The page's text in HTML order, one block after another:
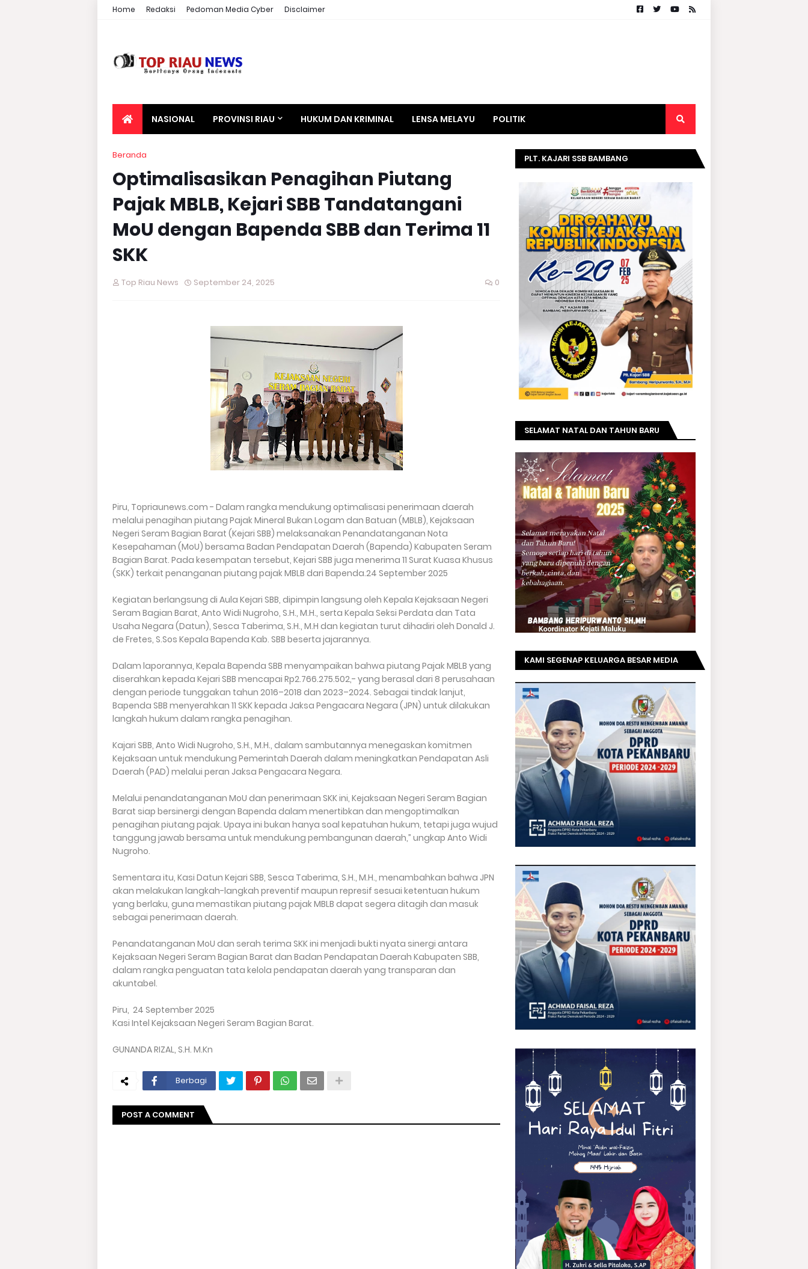
Home Redaksi Pedoman Media Cyber Disclaimer
NASIONAL PROVINSI RIAU HUKUM DAN KRIMINAL LENSA MELAYU POLITIK
Beranda
Optimalisasikan Penagihan Piutang
Pajak MBLB, Kejari SBB Tandatangani
MoU dengan Bapenda SBB dan Terima 11
SKK
Top Riau News September 24, 2025 0
Piru, Topriaunews.com - Dalam rangka mendukung optimalisasi penerimaan daerah
melalui penagihan piutang Pajak Mineral Bukan Logam dan Batuan (MBLB), Kejaksaan
Negeri Seram Bagian Barat (Kejari SBB) melaksanakan Penandatanganan Nota
Kesepahaman (MoU) bersama Badan Pendapatan Daerah (Bapenda) Kabupaten Seram
Bagian Barat. Pada kesempatan tersebut, Kejari SBB juga menerima 11 Surat Kuasa Khusus
(SKK) terkait penanganan piutang pajak MBLB dari Bapenda.24 September 2025
Kegiatan berlangsung di Aula Kejari SBB, dipimpin langsung oleh Kepala Kejaksaan Negeri
Seram Bagian Barat, Anto Widi Nugroho, S.H., M.H., serta Kepala Seksi Perdata dan Tata
Usaha Negara (Datun), Sesca Taberima, S.H., M.H dan kegiatan turut dihadiri oleh Donald J.
de Fretes, S.Sos Kepala Bapenda Kab. SBB beserta jajarannya.
Dalam laporannya, Kepala Bapenda SBB menyampaikan bahwa piutang Pajak MBLB yang
diserahkan kepada Kejari SBB mencapai Rp2.766.275.502,- yang berasal dari 8 perusahaan
dengan periode tunggakan tahun 2016–2018 dan 2023–2024. Sebagai tindak lanjut,
Bapenda SBB menyerahkan 11 SKK kepada Jaksa Pengacara Negara (JPN) untuk dilakukan
langkah hukum dalam rangka penagihan.
Kajari SBB, Anto Widi Nugroho, S.H., M.H., dalam sambutannya menegaskan komitmen
Kejaksaan untuk mendukung Pemerintah Daerah dalam meningkatkan Pendapatan Asli
Daerah (PAD) melalui peran Jaksa Pengacara Negara.
Melalui penandatanganan MoU dan penerimaan SKK ini, Kejaksaan Negeri Seram Bagian
Barat siap bersinergi dengan Bapenda dalam menertibkan dan mengoptimalkan
penagihan piutang pajak. Upaya ini bukan hanya soal kepatuhan hukum, tetapi juga wujud
tanggung jawab bersama untuk mendukung pembangunan daerah,” ungkap Anto Widi
Nugroho.
Sementara itu, Kasi Datun Kejari SBB, Sesca Taberima, S.H., M.H., menambahkan bahwa JPN
akan melakukan langkah-langkah preventif maupun represif sesuai ketentuan hukum
yang berlaku, guna memastikan piutang pajak MBLB dapat segera ditagih dan masuk
sebagai penerimaan daerah.
Penandatanganan MoU dan serah terima SKK ini menjadi bukti nyata sinergi antara
Kejaksaan Negeri Seram Bagian Barat dan Badan Pendapatan Daerah Kabupaten SBB,
dalam rangka penguatan tata kelola pendapatan daerah yang transparan dan
akuntabel.
Piru, 24 September 2025
Kasi Intel Kejaksaan Negeri Seram Bagian Barat.
GUNANDA RIZAL, S.H. M.Kn
Berbagi
POST A COMMENT
PLT. KAJARI SSB BAMBANG
SELAMAT DIRGAHAYU KOMISI
KEJAKSAAN RI KE- 20 TAHUN.
SELAMAT NATAL DAN TAHUN BARU
KAMI SEGENAP KELUARGA BESAR MEDIA
SELAMAT KEPADA BAPAK ACHMAD FAISAL
REZ